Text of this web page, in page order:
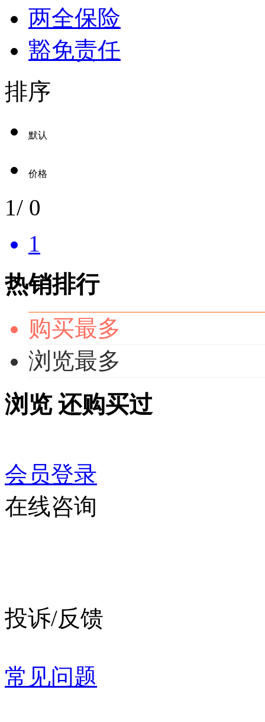
两全保险
豁免责任
排序
默认
价格
1/ 0
1
热销排行
购买最多
浏览最多
浏览 还购买过
会员登录
在线咨询
投诉/反馈
常见问题